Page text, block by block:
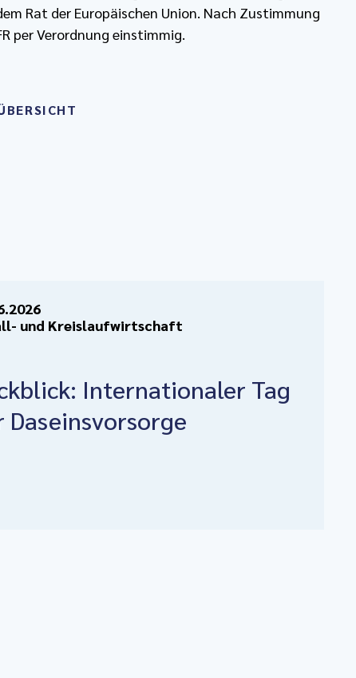
Rat der Europäischen Union. Nach Zustimmung
per Verordnung einstimmig.
und Kreislaufwirtschaft
Internationaler Tag
Daseinsvorsorge